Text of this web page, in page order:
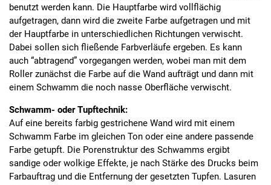
benutzt werden kann. Die Hauptfarbe wird vollflächig
aufgetragen, dann wird die zweite Farbe aufgetragen und mit
der Hauptfarbe in unterschiedlichen Richtungen verwischt.
Dabei sollen sich fließende Farbverläufe ergeben. Es kann
auch “abtragend” vorgegangen werden, wobei man mit dem
Roller zunächst die Farbe auf die Wand aufträgt und dann mit
einem Schwamm die noch nasse Oberfläche verwischt.
Schwamm- oder Tupftechnik:
Auf eine bereits farbig gestrichene Wand wird mit einem
Schwamm Farbe im gleichen Ton oder eine andere passende
Farbe getupft. Die Porenstruktur des Schwamms ergibt
sandige oder wolkige Effekte, je nach Stärke des Drucks beim
Farbauftrag und die Entfernung der gesetzten Tupfen. Lasuren